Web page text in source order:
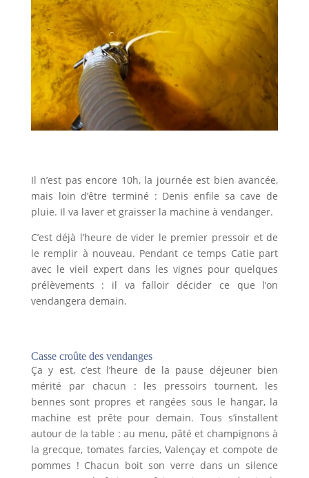
Il n’est pas encore 10h, la journée est bien avancée,
mais loin d’être terminé : Denis enfile sa cave de
pluie. Il va laver et graisser la machine à vendanger.
C’est déjà l’heure de vider le premier pressoir et de
le remplir à nouveau. Pendant ce temps Catie part
avec le vieil expert dans les vignes pour quelques
prélèvements : il va falloir décider ce que l’on
vendangera demain.
Casse croûte des vendanges
Ça y est, c’est l’heure de la pause déjeuner bien
mérité par chacun : les pressoirs tournent, les
bennes sont propres et rangées sous le hangar, la
machine est prête pour demain. Tous s’installent
autour de la table : au menu, pâté et champignons à
la grecque, tomates farcies, Valençay et compote de
pommes ! Chacun boit son verre dans un silence